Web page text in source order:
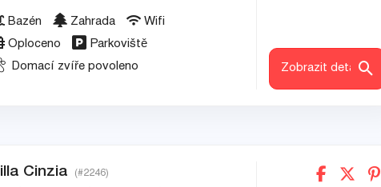
Bazén Zahrada
Wifi
Oploceno
Parkoviště
Domací zvíře povoleno
Zobrazit detaily
Cinzia (#2246)